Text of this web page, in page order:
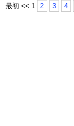
最初 << 1 2 3 4